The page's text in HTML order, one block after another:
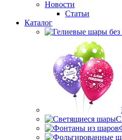
Новости
Статьи
Каталог